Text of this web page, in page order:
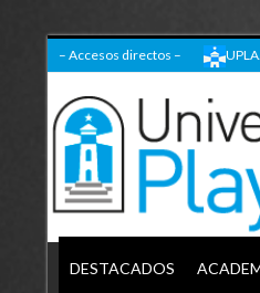
– Accesos directos –
DESTACADOS